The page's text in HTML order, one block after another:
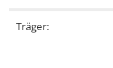
Träger: